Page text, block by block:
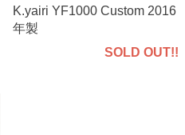
K.yairi YF1000 Custom 2016
年製
SOLD OUT!!